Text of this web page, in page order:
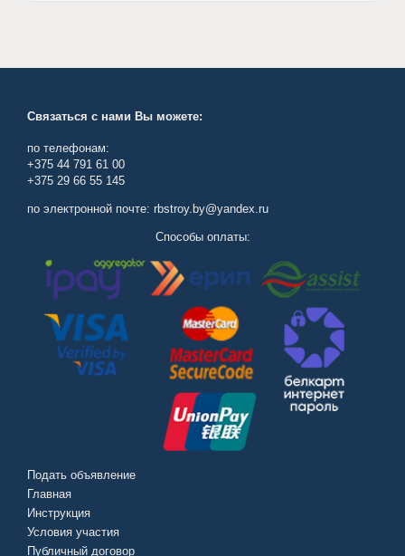
Связаться с нами Вы можете:
по телефонам:
+375 44 791 61 00
+375 29 66 55 145
по электронной почте: rbstroy.by@yandex.ru
Способы оплаты:
Подать объявление
Главная
Инструкция
Условия участия
Публичный договор